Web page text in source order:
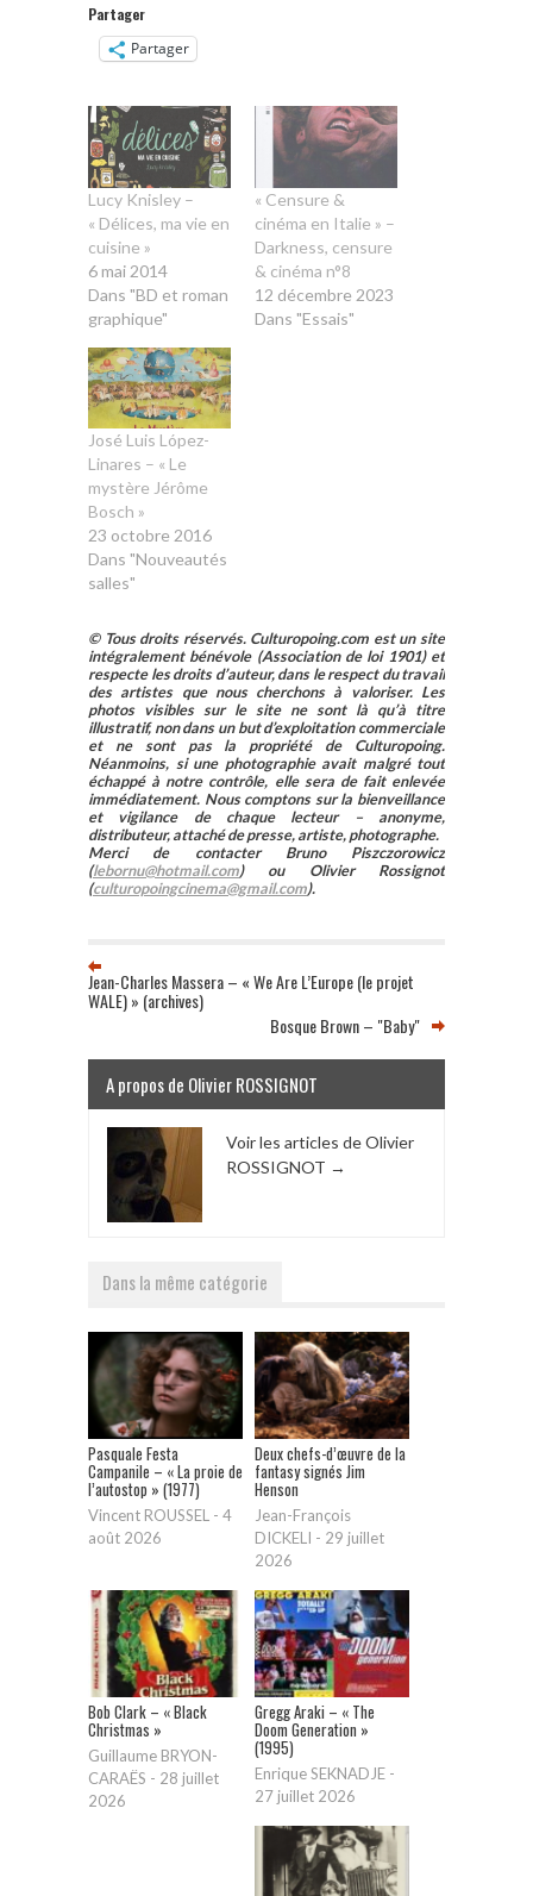
Partager
Partager
Lucy Knisley –
« Délices, ma vie en
cuisine »
6 mai 2014
Dans "BD et roman
graphique"
« Censure &
cinéma en Italie » –
Darkness, censure
& cinéma n°8
12 décembre 2023
Dans "Essais"
José Luis López-
Linares – « Le
mystère Jérôme
Bosch »
23 octobre 2016
Dans "Nouveautés
salles"
© Tous droits réservés. Culturopoing.com est un site
intégralement bénévole (Association de loi 1901) et
respecte les droits d’auteur, dans le respect du travail
des artistes que nous cherchons à valoriser. Les
photos visibles sur le site ne sont là qu’à titre
illustratif, non dans un but d’exploitation commerciale
et ne sont pas la propriété de Culturopoing.
Néanmoins, si une photographie avait malgré tout
échappé à notre contrôle, elle sera de fait enlevée
immédiatement. Nous comptons sur la bienveillance
et vigilance de chaque lecteur – anonyme,
distributeur, attaché de presse, artiste, photographe.
Merci de contacter Bruno Piszczorowicz
(lebornu@hotmail.com) ou Olivier Rossignot
(culturopoingcinema@gmail.com).
Jean-Charles Massera – « We Are L’Europe (le projet
WALE) » (archives)
Bosque Brown – "Baby"
A propos de Olivier ROSSIGNOT
Voir les articles de Olivier
ROSSIGNOT →
Dans la même catégorie
Pasquale Festa
Campanile – « La proie de
l’autostop » (1977)
Vincent ROUSSEL - 4
août 2026
Deux chefs-d’œuvre de la
fantasy signés Jim
Henson
Jean-François
DICKELI - 29 juillet
2026
Bob Clark – « Black
Christmas »
Guillaume BRYON-
CARAËS - 28 juillet
2026
Gregg Araki – « The
Doom Generation »
(1995)
Enrique SEKNADJE -
27 juillet 2026